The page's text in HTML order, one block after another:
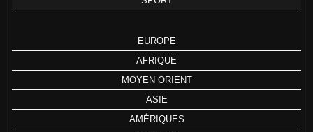
EUROPE
AFRIQUE
MOYEN ORIENT
ASIE
AMÉRIQUES